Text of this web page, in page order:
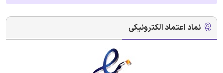
نماد اعتماد الکترونیکی